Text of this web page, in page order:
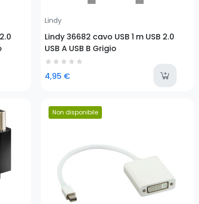
Lindy
Lindy 36682 cavo USB 1 m USB 2.0
USB A USB B Grigio
4,95 €
Non disponibile